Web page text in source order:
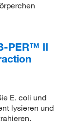
PER™ II
E. coli und
lysieren und